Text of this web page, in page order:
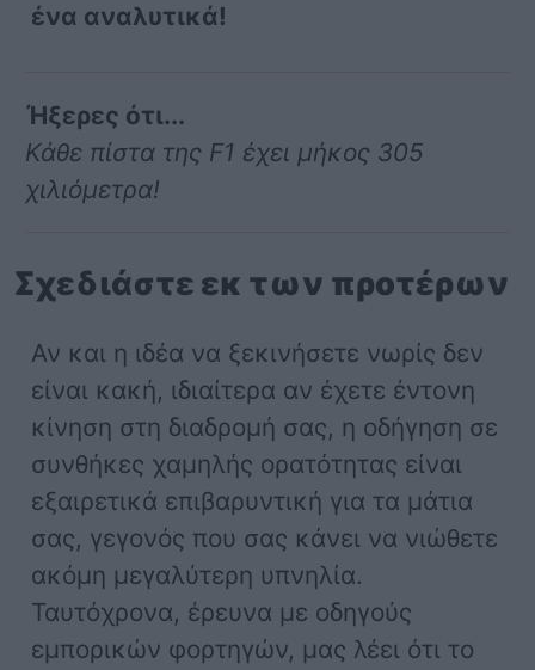
ένα αναλυτικά!
Ήξερες ότι...
Κάθε πίστα της F1 έχει μήκος 305
χιλιόμετρα!
Σχεδιάστε εκ των προτέρων
Αν και η ιδέα να ξεκινήσετε νωρίς δεν
είναι κακή, ιδιαίτερα αν έχετε έντονη
κίνηση στη διαδρομή σας, η οδήγηση σε
συνθήκες χαμηλής ορατότητας είναι
εξαιρετικά επιβαρυντική για τα μάτια
σας, γεγονός που σας κάνει να νιώθετε
ακόμη μεγαλύτερη υπνηλία.
Ταυτόχρονα, έρευνα με οδηγούς
εμπορικών φορτηγών, μας λέει ότι το